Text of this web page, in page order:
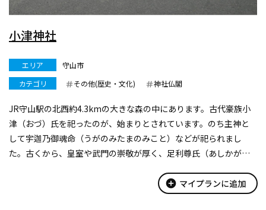
小津神社
エリア
守山市
カテゴリ
その他(歴史・文化) 神社仏閣
JR守山駅の北西約4.3kmの大きな森の中にあります。古代豪族小
津（おづ）氏を祀ったのが、始まりとされています。のち主神と
して宇迦乃御魂命（うがのみたまのみこと）などが祀られまし
た。古くから、皇室や武門の崇敬が厚く、足利尊氏（あしかがた
add_circle マイプランに追加